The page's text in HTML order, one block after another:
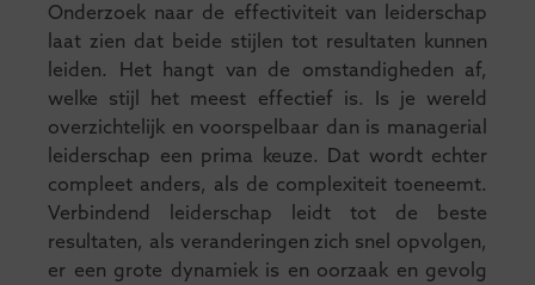
Onderzoek naar de effectiviteit van leiderschap
laat zien dat beide stijlen tot resultaten kunnen
leiden. Het hangt van de omstandigheden af,
welke stijl het meest effectief is. Is je wereld
overzichtelijk en voorspelbaar dan is managerial
leiderschap een prima keuze. Dat wordt echter
compleet anders, als de complexiteit toeneemt.
Verbindend leiderschap leidt tot de beste
resultaten, als veranderingen zich snel opvolgen,
er een grote dynamiek is en oorzaak en gevolg